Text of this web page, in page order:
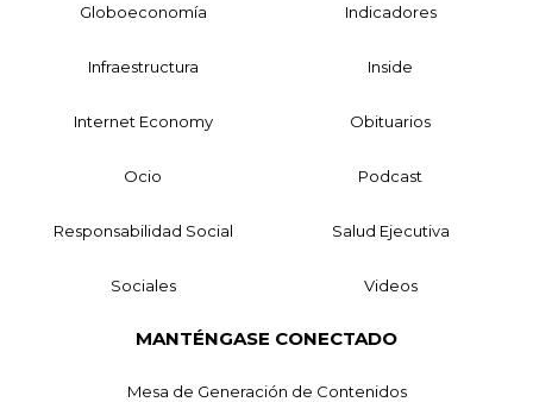
Globoeconomía Indicadores
Infraestructura Inside
Internet Economy Obituarios
Ocio Podcast
Responsabilidad Social Salud Ejecutiva
Sociales Videos
MANTÉNGASE CONECTADO
Mesa de Generación de Contenidos